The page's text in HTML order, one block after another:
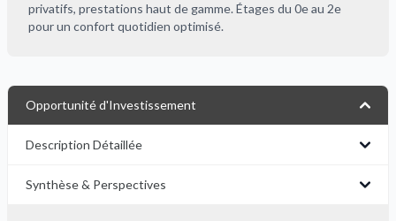
privatifs, prestations haut de gamme. Étages du 0e au 2e
pour un confort quotidien optimisé.
Opportunité d'Investissement
Description Détaillée
Synthèse & Perspectives